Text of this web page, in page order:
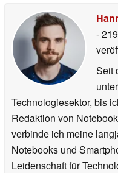
-
Seit
Technologiesektor, bis
Redaktion von
verbinde ich meine
Notebooks und
Leidenschaft für